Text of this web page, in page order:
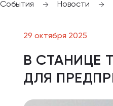
События Новости
29 октября 2025
В СТАНИЦЕ
ДЛЯ